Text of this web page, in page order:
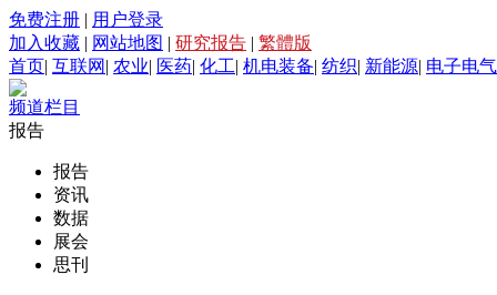
免费注册 | 用户登录
加入收藏 | 网站地图 | 研究报告 | 繁體版
首页| 互联网 | 农业| 医药| 化工| 机电装备| 纺织| 新能源| 电子电气
频道栏目
报告
报告
资讯
数据
展会
思刊